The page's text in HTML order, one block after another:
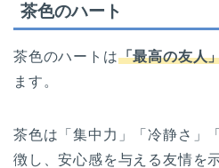
茶色のハート
茶色のハートは「最高の友人
ます。
茶色は「集中力」「冷静さ」
徴し、安心感を与える友情を